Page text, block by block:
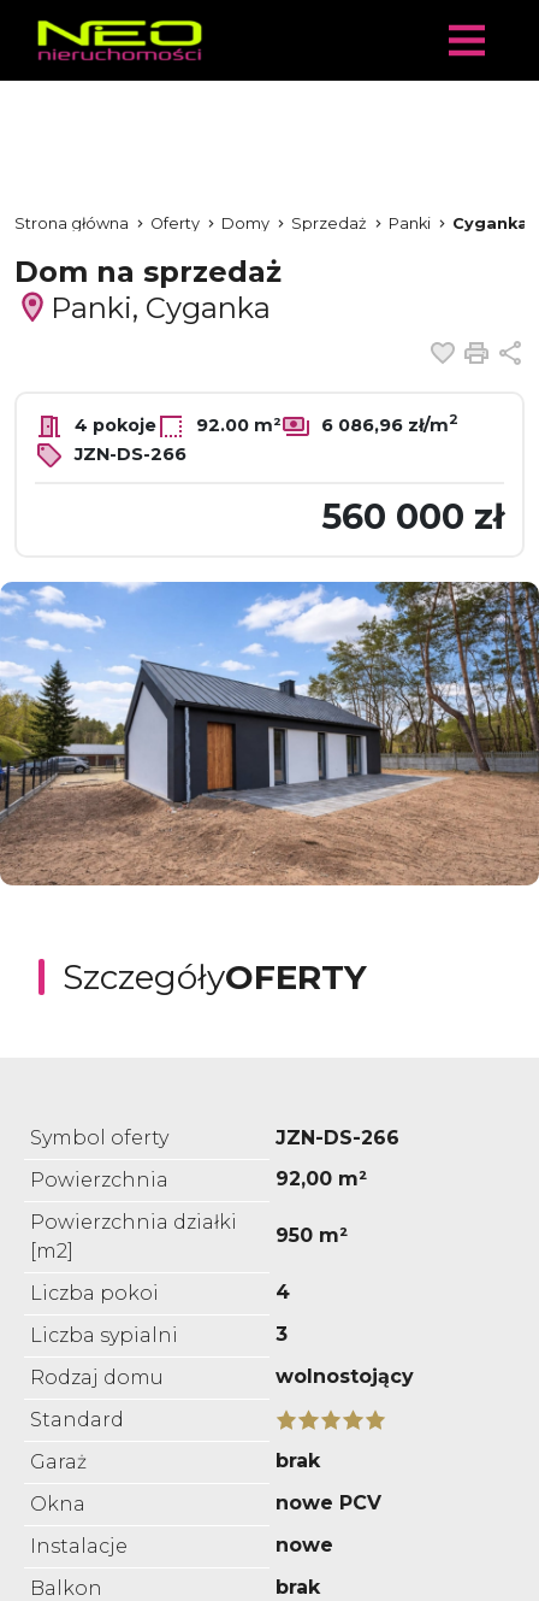
Strona główna Oferty Domy Sprzedaż Panki Cyganka
Dom na sprzedaż
Panki, Cyganka
Dodaj
4 pokoje 92.00 m² 6 086,96 zł/m2
JZN-DS-266
560 000 zł
SzczegółyOFERTY
Symbol oferty
JZN-DS-266
Powierzchnia
92,00 m²
Powierzchnia działki
[m2]
950 m²
Liczba pokoi
4
Liczba sypialni
3
Rodzaj domu
wolnostojący
Standard
Garaż
brak
Okna
nowe PCV
Instalacje
nowe
Balkon
brak